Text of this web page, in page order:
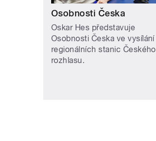
Osobnosti Česka
Oskar Hes představuje
Osobnosti Česka ve vysílání
regionálních stanic Českého
rozhlasu.